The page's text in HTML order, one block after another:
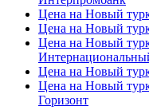
Цена на Новый
Цена на Новый
Цена на Новый
Цена на Новый
Цена на Новый
Горизонт